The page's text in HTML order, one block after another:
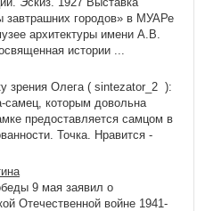
городов» в МУАРе
архитектуры имени А.В.
истории ...
зрения Олега ( sintezator_2 ):
которым довольна
предоставляется самцом в
Точка. Нравится -
9 мая заявил о
Отечественной войне 1941-